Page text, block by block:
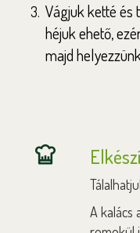
Vágjuk ketté és
héjuk ehető,
majd
A kalács